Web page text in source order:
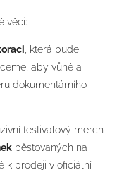
věci:
, která bude
aby vůně a
dokumentárního
festivalový merch
pěstovaných na
k prodeji v oficiální